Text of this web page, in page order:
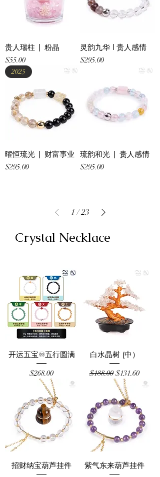
贵人瑞柱 | 粉晶
Price
$55.00
灵韵九华 l 贵⼈感情
Price
$295.00
2025
曜恒琉光 | 财富事业
Price
$295.00
琉韵和光 | 贵⼈感情
Price
$295.00
1 / 23
Crystal Necklace
开运五宝♾️五行圆满
Price
$268.00
白水晶树 (中）
Regular Price
$188.00 Sale Price
$131.60
招财纳宝葫芦挂件 紫气东来葫芦挂件